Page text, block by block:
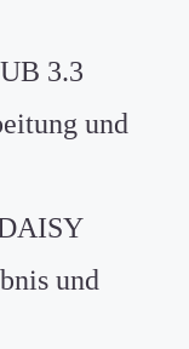
3.3
und
und